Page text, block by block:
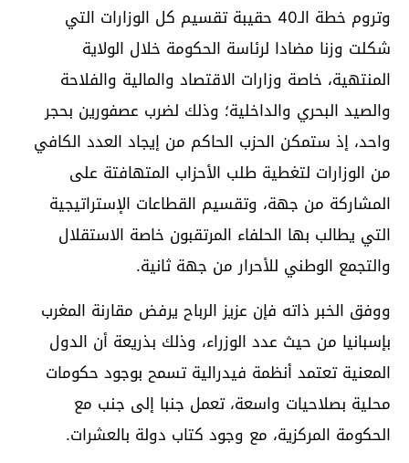
وتروم خطة الـ40 حقيبة تقسيم كل الوزارات التي
شكلت وزنا مضادا لرئاسة الحكومة خلال الولاية
المنتهية، خاصة وزارات الاقتصاد والمالية والفلاحة
والصيد البحري والداخلية؛ وذلك لضرب عصفورين بحجر
واحد، إذ ستمكن الحزب الحاكم من إيجاد العدد الكافي
من الوزارات لتغطية طلب الأحزاب المتهافتة على
المشاركة من جهة، وتقسيم القطاعات الإستراتيجية
التي يطالب بها الحلفاء المرتقبون خاصة الاستقلال
والتجمع الوطني للأحرار من جهة ثانية.
ووفق الخبر ذاته فإن عزيز الرباح يرفض مقارنة المغرب
بإسبانيا من حيث عدد الوزراء، وذلك بذريعة أن الدول
المعنية تعتمد أنظمة فيدرالية تسمح بوجود حكومات
محلية بصلاحيات واسعة، تعمل جنبا إلى جنب مع
الحكومة المركزية، مع وجود كتاب دولة بالعشرات.